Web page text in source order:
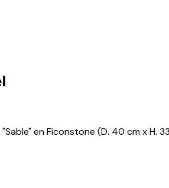
en Ficonstone (D. 40 cm x H.